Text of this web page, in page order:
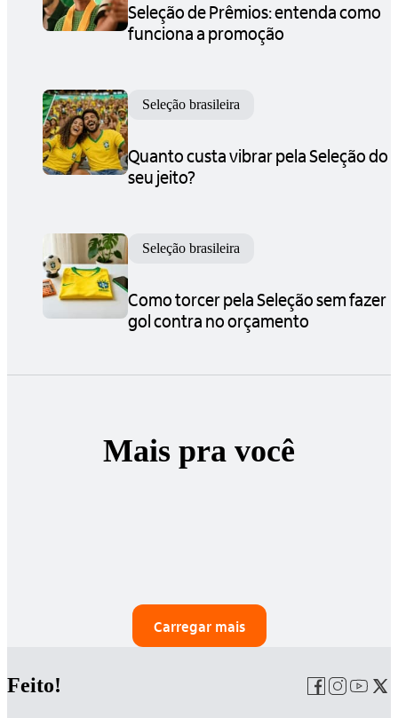
Seleção de Prêmios: entenda como
funciona a promoção
Seleção brasileira
Quanto custa vibrar pela Seleção do
seu jeito?
Seleção brasileira
Como torcer pela Seleção sem fazer
gol contra no orçamento
Mais pra você
Carregar mais
Feito!